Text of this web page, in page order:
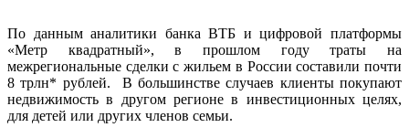
По данным аналитики банка ВТБ и цифровой платформы
«Метр квадратный», в прошлом году траты на
межрегиональные сделки с жильем в России составили почти
8 трлн* рублей. В большинстве случаев клиенты покупают
недвижимость в другом регионе в инвестиционных целях,
для детей или других членов семьи.